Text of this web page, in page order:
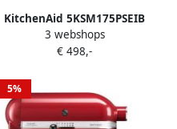
KitchenAid 5KSM175PSEIB
Keukenrobot met
kantelbare kop 4 8 L
exta accessoires Ink blauw
3 webshops
€ 498,-
5%